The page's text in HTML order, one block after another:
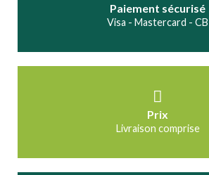
Paiement sécurisé
Visa - Mastercard - CB
Prix
Livraison comprise